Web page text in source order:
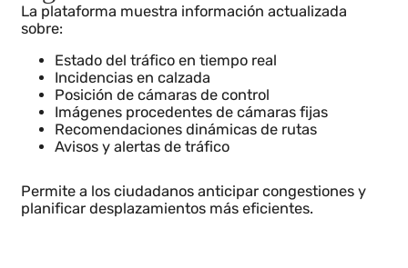
Supervisión del tráfico y
seguridad vial
La plataforma muestra información actualizada
sobre:
Estado del tráfico en tiempo real
Posición de cámaras de control
Imágenes procedentes de cámaras fijas
Recomendaciones dinámicas de rutas